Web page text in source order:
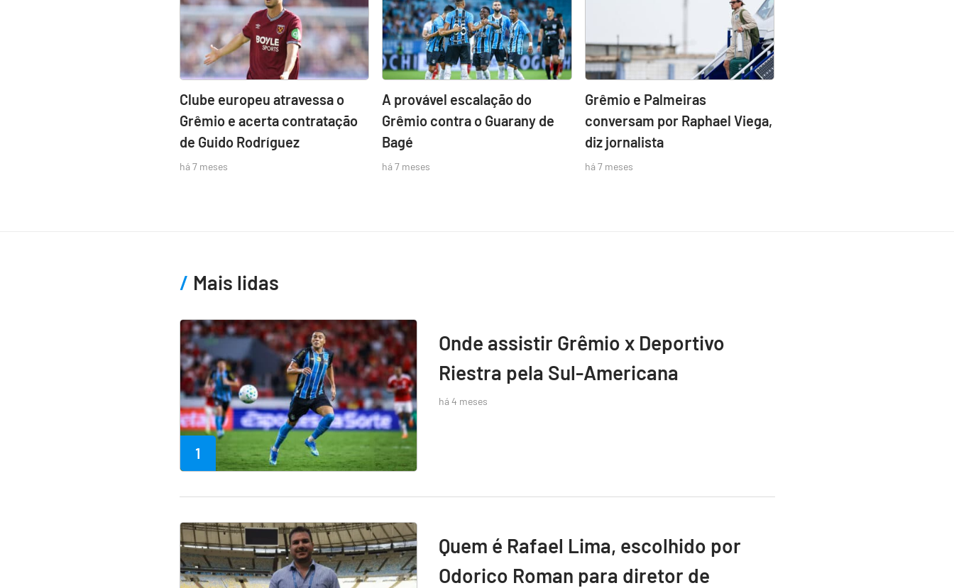
Clube europeu atravessa o
Grêmio e acerta contratação
de Guido Rodríguez
há 7 meses
A provável escalação do
Grêmio contra o Guarany de
Bagé
há 7 meses
Grêmio e Palmeiras
conversam por Raphael Viega,
diz jornalista
há 7 meses
Mais lidas
1
Onde assistir Grêmio x Deportivo
Riestra pela Sul-Americana
há 4 meses
Quem é Rafael Lima, escolhido por
Odorico Roman para diretor de